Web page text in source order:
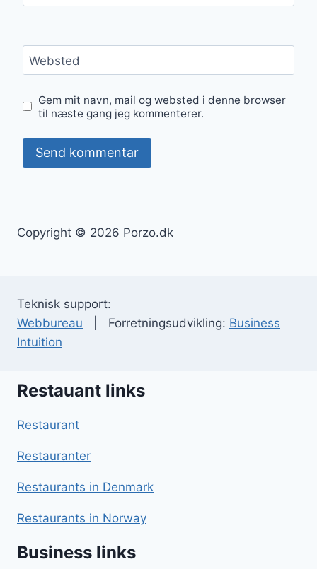
Websted
Gem mit navn, mail og websted i denne browser
til næste gang jeg kommenterer.
Copyright © 2026 Porzo.dk
Teknisk support:
Webbureau | Forretningsudvikling: Business
Intuition
Restauant links
Restaurant
Restauranter
Restaurants in Denmark
Restaurants in Norway
Business links